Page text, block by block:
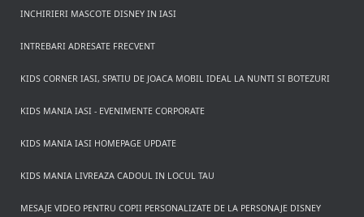
INCHIRIERI MASCOTE DISNEY IN IASI
INTREBARI ADRESATE FRECVENT
KIDS CORNER IASI, SPATIU DE JOACA MOBIL IDEAL LA NUNTI SI BOTEZURI
KIDS MANIA IASI - EVENIMENTE CORPORATE
KIDS MANIA IASI HOMEPAGE UPDATE
KIDS MANIA LIVREAZA CADOUL IN LOCUL TAU
MESAJE VIDEO PENTRU COPII PERSONALIZATE DE LA PERSONAJE DISNEY